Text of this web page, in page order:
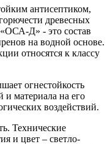
антисептиком,
древесных
Д» - это состав
на водной основе.
относятся к классу
огнестойкость
и материала на его
воздействий.
Технические
и цвет – светло-